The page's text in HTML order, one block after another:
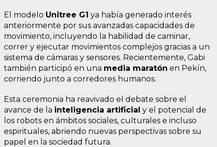
El modelo Unitree G1 ya había generado interés
anteriormente por sus avanzadas capacidades de
movimiento, incluyendo la habilidad de caminar,
correr y ejecutar movimientos complejos gracias a un
sistema de cámaras y sensores. Recientemente, Gabi
también participó en una media maratón en Pekín,
corriendo junto a corredores humanos.
Esta ceremonia ha reavivado el debate sobre el
avance de la inteligencia artificial y el potencial de
los robots en ámbitos sociales, culturales e incluso
espirituales, abriendo nuevas perspectivas sobre su
papel en la sociedad futura.